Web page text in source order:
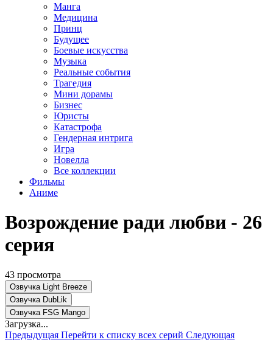
Манга
Медицина
Принц
Будущее
Боевые искусства
Музыка
Реальные события
Трагедия
Мини дорамы
Бизнес
Юристы
Катастрофа
Гендерная интрига
Игра
Новелла
Все коллекции
Фильмы
Аниме
Возрождение ради любви - 26
серия
43 просмотра
Озвучка Light Breeze
Озвучка DubLik
Озвучка FSG Mango
Загрузка...
Предыдущая Перейти к списку всех серий Следующая